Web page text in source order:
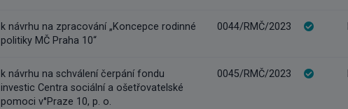
k návrhu na zpracování „Koncepce rodinné
politiky MČ Praha 10“
0044/RMČ/2023
k návrhu na schválení čerpání fondu
investic Centra sociální a ošetřovatelské
pomoci v°Praze 10, p. o.
0045/RMČ/2023